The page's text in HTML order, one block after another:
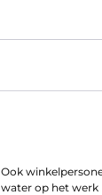
Ook
water op het werk